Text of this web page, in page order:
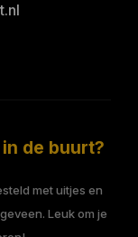
de buurt?
met uitjes en
Leuk om je